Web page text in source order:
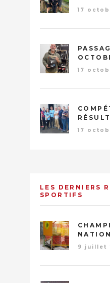
17
17
17
LES DERNIERS
SPORTIFS
9 juillet